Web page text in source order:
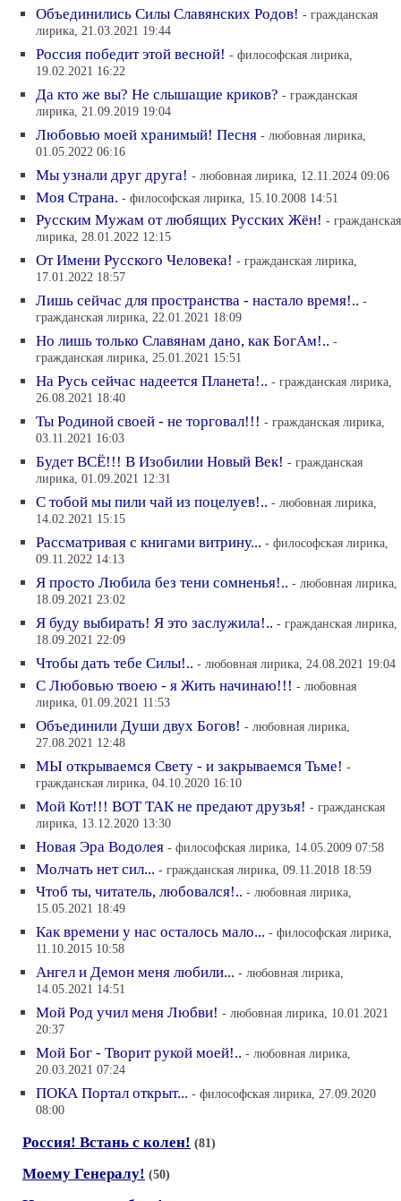
Объединились Силы Славянских Родов! - гражданская
лирика, 21.03.2021 19:44
Россия победит этой весной! - философская лирика,
19.02.2021 16:22
Да кто же вы? Не слышащие криков? - гражданская
лирика, 21.09.2019 19:04
Любовью моей хранимый! Песня - любовная лирика,
01.05.2022 06:16
Мы узнали друг друга! - любовная лирика, 12.11.2024 09:06
Моя Страна. - философская лирика, 15.10.2008 14:51
Русским Мужам от любящих Русских Жён! - гражданская
лирика, 28.01.2022 12:15
От Имени Русского Человека! - гражданская лирика,
17.01.2022 18:57
Лишь сейчас для пространства - настало время!.. -
гражданская лирика, 22.01.2021 18:09
Но лишь только Славянам дано, как БогАм!.. -
гражданская лирика, 25.01.2021 15:51
На Русь сейчас надеется Планета!.. - гражданская лирика,
26.08.2021 18:40
Ты Родиной своей - не торговал!!! - гражданская лирика,
03.11.2021 16:03
Будет ВСЁ!!! В Изобилии Новый Век! - гражданская
лирика, 01.09.2021 12:31
С тобой мы пили чай из поцелуев!.. - любовная лирика,
14.02.2021 15:15
Рассматривая с книгами витрину... - философская лирика,
09.11.2022 14:13
Я просто Любила без тени сомненья!.. - любовная лирика,
18.09.2021 23:02
Я буду выбирать! Я это заслужила!.. - гражданская лирика,
18.09.2021 22:09
Чтобы дать тебе Силы!.. - любовная лирика, 24.08.2021 19:04
С Любовью твоею - я Жить начинаю!!! - любовная
лирика, 01.09.2021 11:53
Объединили Души двух Богов! - любовная лирика,
27.08.2021 12:48
МЫ открываемся Свету - и закрываемся Тьме! -
гражданская лирика, 04.10.2020 16:10
Мой Кот!!! ВОТ ТАК не предают друзья! - гражданская
лирика, 13.12.2020 13:30
Новая Эра Водолея - философская лирика, 14.05.2009 07:58
Молчать нет сил... - гражданская лирика, 09.11.2018 18:59
Чтоб ты, читатель, любовался!.. - любовная лирика,
15.05.2021 18:49
Как времени у нас осталось мало... - философская лирика,
11.10.2015 10:58
Ангел и Демон меня любили... - любовная лирика,
14.05.2021 14:51
Мой Род учил меня Любви! - любовная лирика, 10.01.2021
20:37
Мой Бог - Творит рукой моей!.. - любовная лирика,
20.03.2021 07:24
ПОКА Портал открыт... - философская лирика, 27.09.2020
08:00
Россия! Встань с колен! (81)
Моему Генералу! (50)